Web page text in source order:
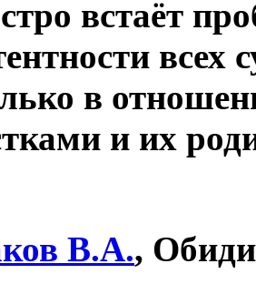
встаёт
всех
в
и их
В.А.,